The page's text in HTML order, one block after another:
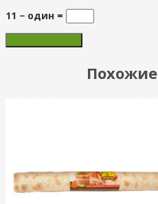
11 − один =